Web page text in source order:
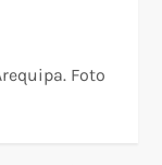
Foto